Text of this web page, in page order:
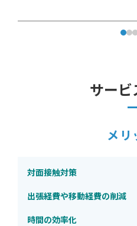
サービ
メリ
対面接触対策
出張経費や移動経費の削減
時間の効率化